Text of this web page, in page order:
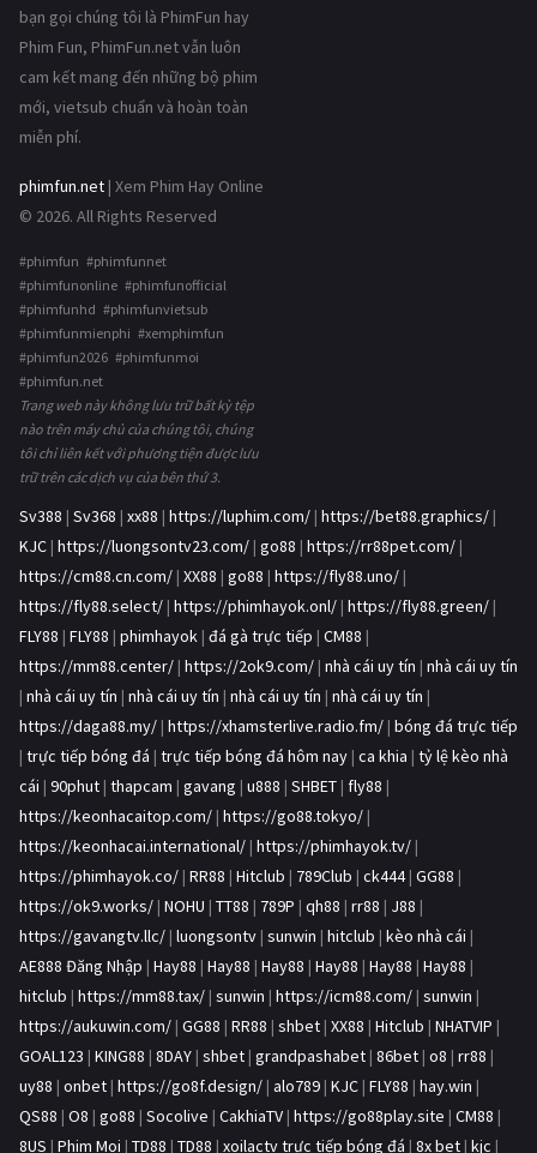
bạn gọi chúng tôi là PhimFun hay
Phim Fun, PhimFun.net vẫn luôn
cam kết mang đến những bộ phim
mới, vietsub chuẩn và hoàn toàn
miễn phí.
phimfun.net | Xem Phim Hay Online
© 2026. All Rights Reserved
#phimfun #phimfunnet
#phimfunonline #phimfunofficial
#phimfunhd #phimfunvietsub
#phimfunmienphi #xemphimfun
#phimfun2026 #phimfunmoi
#phimfun.net
Trang web này không lưu trữ bất kỳ tệp
nào trên máy chủ của chúng tôi, chúng
tôi chỉ liên kết với phương tiện được lưu
trữ trên các dịch vụ của bên thứ 3.
Sv388 | Sv368 | xx88 | https://luphim.com/ | https://bet88.graphics/ |
KJC | https://luongsontv23.com/ | go88 | https://rr88pet.com/ |
https://cm88.cn.com/ | XX88 | go88 | https://fly88.uno/ |
https://fly88.select/ | https://phimhayok.onl/ | https://fly88.green/ |
FLY88 | FLY88 | phimhayok | đá gà trực tiếp | CM88 |
https://mm88.center/ | https://2ok9.com/ | nhà cái uy tín | nhà cái uy tín
| nhà cái uy tín | nhà cái uy tín | nhà cái uy tín | nhà cái uy tín |
https://daga88.my/ | https://xhamsterlive.radio.fm/ | bóng đá trực tiếp
| trực tiếp bóng đá | trực tiếp bóng đá hôm nay | ca khia | tỷ lệ kèo nhà
cái | 90phut | thapcam | gavang | u888 | SHBET | fly88 |
https://keonhacaitop.com/ | https://go88.tokyo/ |
https://keonhacai.international/ | https://phimhayok.tv/ |
https://phimhayok.co/ | RR88 | Hitclub | 789Club | ck444| GG88 |
https://ok9.works/ | NOHU | TT88 | 789P | qh88 | rr88 | J88 |
https://gavangtv.llc/ | luongsontv | sunwin | hitclub | kèo nhà cái |
AE888 Đăng Nhập | Hay88 | Hay88 | Hay88 | Hay88 | Hay88 | Hay88 |
hitclub | https://mm88.tax/ | sunwin | https://icm88.com/ | sunwin |
https://aukuwin.com/ | GG88 | RR88 | shbet | XX88 | Hitclub | NHATVIP |
GOAL123 | KING88 | 8DAY | shbet | grandpashabet | 86bet | o8 | rr88 |
uy88 | onbet | https://go8f.design/ | alo789 | KJC | FLY88 | hay.win |
QS88 | O8 | go88 | Socolive | CakhiaTV | https://go88play.site | CM88 |
8US | Phim Moi | TD88 | TD88 | xoilactv trực tiếp bóng đá | 8x bet | kjc |